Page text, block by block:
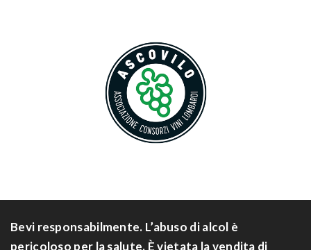
Bevi responsabilmente. L’abuso di alcol è
pericoloso per la salute. È vietata la vendita di